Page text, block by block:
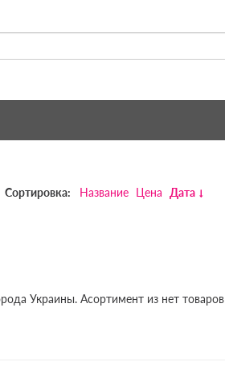
Сортировка: Название Цена Дата
Украины. Асортимент из нет товаров